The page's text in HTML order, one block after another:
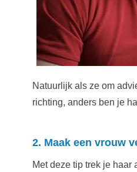
Natuurlijk als ze om
richting, anders ben je
2. Maak een vrouw
Met deze tip trek je haar